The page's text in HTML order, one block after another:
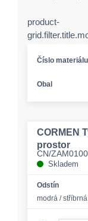
product-
Číslo materiálu
Obal
CORMEN
prostor
CN/
Skladem
Odstín
modrá / stříbrná